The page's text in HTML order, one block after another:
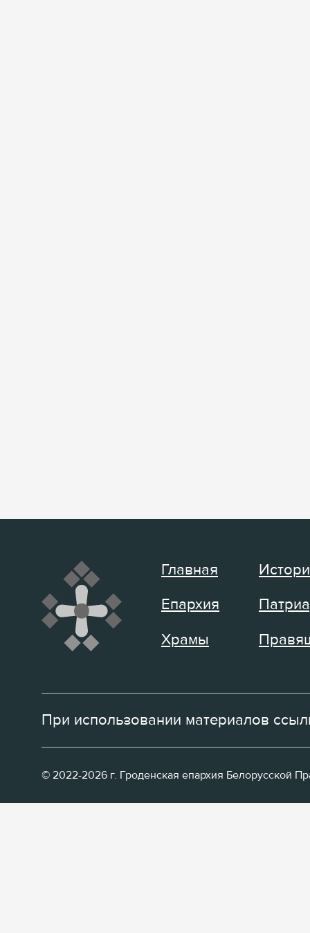
Главная
Епархия
Храмы
При использовании материалов
© 2022-2026 г. Гроденская епархия Белорусской